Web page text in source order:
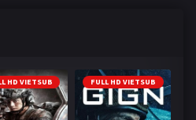
HD VIETSUB FULL HD VIETSUB